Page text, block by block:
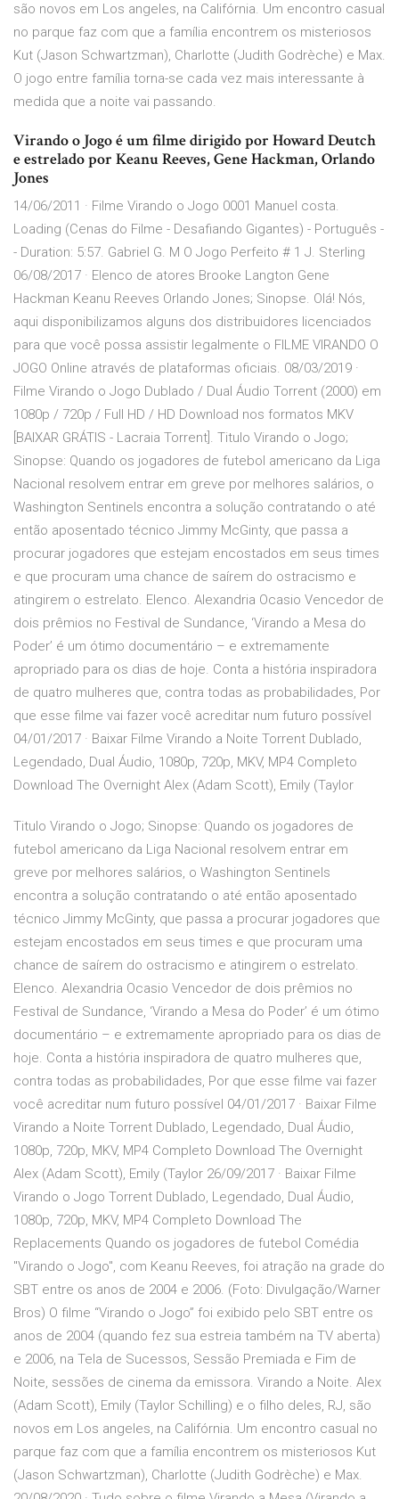
são novos em Los angeles, na Califórnia. Um encontro casual
no parque faz com que a família encontrem os misteriosos
Kut (Jason Schwartzman), Charlotte (Judith Godrèche) e Max.
O jogo entre família torna-se cada vez mais interessante à
medida que a noite vai passando.
Virando o Jogo é um filme dirigido por Howard Deutch
e estrelado por Keanu Reeves, Gene Hackman, Orlando
Jones
14/06/2011 · Filme Virando o Jogo 0001 Manuel costa.
Loading (Cenas do Filme - Desafiando Gigantes) - Português -
- Duration: 5:57. Gabriel G. M O Jogo Perfeito # 1 J. Sterling
06/08/2017 · Elenco de atores Brooke Langton Gene
Hackman Keanu Reeves Orlando Jones; Sinopse. Olá! Nós,
aqui disponibilizamos alguns dos distribuidores licenciados
para que você possa assistir legalmente o FILME VIRANDO O
JOGO Online através de plataformas oficiais. 08/03/2019 ·
Filme Virando o Jogo Dublado / Dual Áudio Torrent (2000) em
1080p / 720p / Full HD / HD Download nos formatos MKV
[BAIXAR GRÁTIS - Lacraia Torrent]. Titulo Virando o Jogo;
Sinopse: Quando os jogadores de futebol americano da Liga
Nacional resolvem entrar em greve por melhores salários, o
Washington Sentinels encontra a solução contratando o até
então aposentado técnico Jimmy McGinty, que passa a
procurar jogadores que estejam encostados em seus times
e que procuram uma chance de saírem do ostracismo e
atingirem o estrelato. Elenco. Alexandria Ocasio Vencedor de
dois prêmios no Festival de Sundance, ‘Virando a Mesa do
Poder’ é um ótimo documentário – e extremamente
apropriado para os dias de hoje. Conta a história inspiradora
de quatro mulheres que, contra todas as probabilidades, Por
que esse filme vai fazer você acreditar num futuro possível
04/01/2017 · Baixar Filme Virando a Noite Torrent Dublado,
Legendado, Dual Áudio, 1080p, 720p, MKV, MP4 Completo
Download The Overnight Alex (Adam Scott), Emily (Taylor
Titulo Virando o Jogo; Sinopse: Quando os jogadores de
futebol americano da Liga Nacional resolvem entrar em
greve por melhores salários, o Washington Sentinels
encontra a solução contratando o até então aposentado
técnico Jimmy McGinty, que passa a procurar jogadores que
estejam encostados em seus times e que procuram uma
chance de saírem do ostracismo e atingirem o estrelato.
Elenco. Alexandria Ocasio Vencedor de dois prêmios no
Festival de Sundance, ‘Virando a Mesa do Poder’ é um ótimo
documentário – e extremamente apropriado para os dias de
hoje. Conta a história inspiradora de quatro mulheres que,
contra todas as probabilidades, Por que esse filme vai fazer
você acreditar num futuro possível 04/01/2017 · Baixar Filme
Virando a Noite Torrent Dublado, Legendado, Dual Áudio,
1080p, 720p, MKV, MP4 Completo Download The Overnight
Alex (Adam Scott), Emily (Taylor 26/09/2017 · Baixar Filme
Virando o Jogo Torrent Dublado, Legendado, Dual Áudio,
1080p, 720p, MKV, MP4 Completo Download The
Replacements Quando os jogadores de futebol Comédia
"Virando o Jogo", com Keanu Reeves, foi atração na grade do
SBT entre os anos de 2004 e 2006. (Foto: Divulgação/Warner
Bros) O filme “Virando o Jogo” foi exibido pelo SBT entre os
anos de 2004 (quando fez sua estreia também na TV aberta)
e 2006, na Tela de Sucessos, Sessão Premiada e Fim de
Noite, sessões de cinema da emissora. Virando a Noite. Alex
(Adam Scott), Emily (Taylor Schilling) e o filho deles, RJ, são
novos em Los angeles, na Califórnia. Um encontro casual no
parque faz com que a família encontrem os misteriosos Kut
(Jason Schwartzman), Charlotte (Judith Godrèche) e Max.